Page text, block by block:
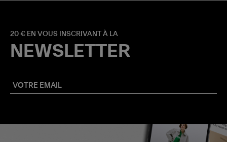
20 € EN VOUS INSCRIVANT À LA
NEWSLETTER